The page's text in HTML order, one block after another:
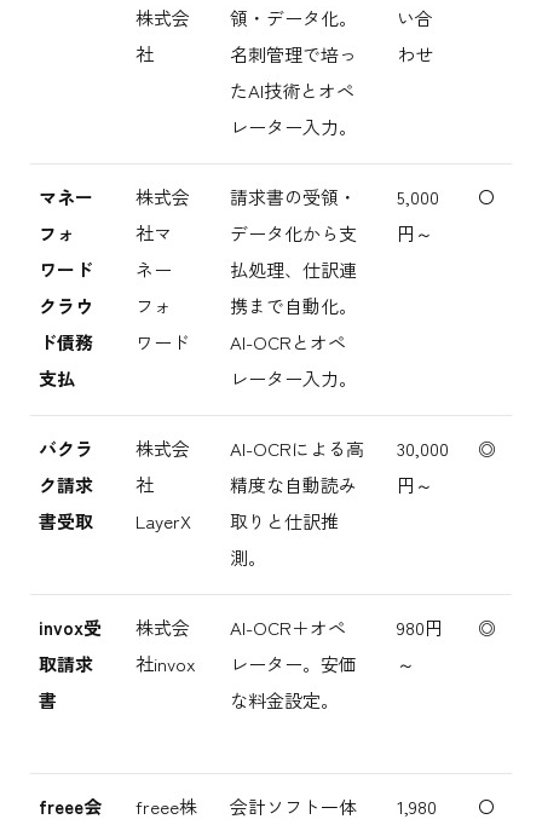
株式会
社
領・データ化。
名刺管理で培っ
たAI技術とオペ
レーター入力。
い合
わせ
マネー
フォ
ワード
クラウ
ド債務
支払
株式会
社マ
ネー
フォ
ワード
請求書の受領・
データ化から支
払処理、仕訳連
携まで自動化。
AI-OCRとオペ
レーター入力。
5,000
円～
〇
バクラ
ク請求
書受取
株式会
社
LayerX
AI-OCRによる高
精度な自動読み
取りと仕訳推
測。
30,000
円～
◎
invox受
取請求
書
株式会
社invox
AI-OCR＋オペ
レーター。安価
な料金設定。
980円
～
◎
freee会
freee株
会計ソフト一体
1,980
〇